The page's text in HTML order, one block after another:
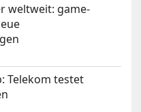
weltweit: game-
Telekom testet